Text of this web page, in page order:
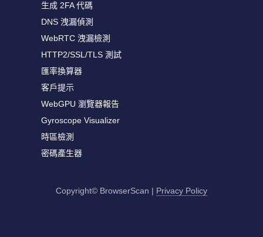
生成 2FA 代碼
DNS 洩漏偵測
WebRTC 洩漏檢測
HTTP2/SSL/TLS 測試
匯率換算器
客戶提示
WebGPU 瀏覽器報告
Gyroscope Visualizer
時區檢測
密碼產生器
Copyright© BrowserScan | Privacy Policy